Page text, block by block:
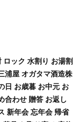
ック 水割り お湯割
浦屋 オガタマ酒造株
日 お歳暮 お中元 お
合わせ 贈答 お返し
新年会 忘年会 帰省